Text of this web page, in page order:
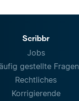
Scribbr
Jobs
gestellte Fragen
Rechtliches
Korrigierende